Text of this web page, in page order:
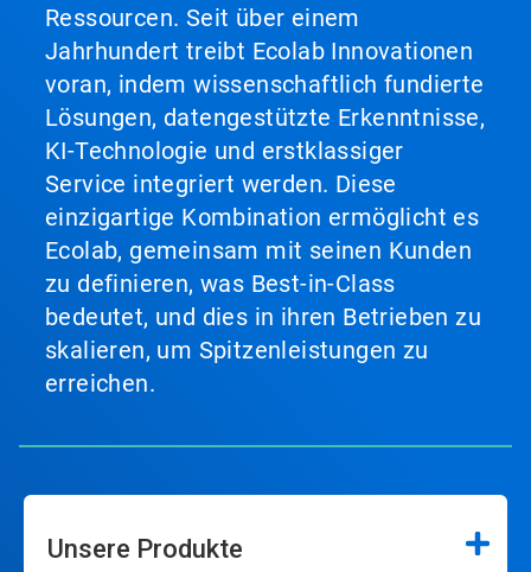
Ressourcen. Seit über einem
Jahrhundert treibt Ecolab Innovationen
voran, indem wissenschaftlich fundierte
Lösungen, datengestützte Erkenntnisse,
KI-Technologie und erstklassiger
Service integriert werden. Diese
einzigartige Kombination ermöglicht es
Ecolab, gemeinsam mit seinen Kunden
zu definieren, was Best-in-Class
bedeutet, und dies in ihren Betrieben zu
skalieren, um Spitzenleistungen zu
erreichen.
Unsere Produkte